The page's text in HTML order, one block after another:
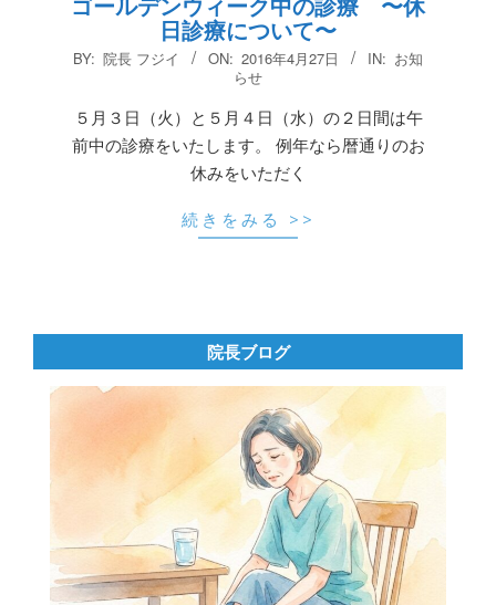
日診療について〜
2016-
BY: 院長 フジイ ON: 2016年4月27日 IN: お知
らせ
５月３日（火）と５月４日（水）の２日間は午
前中の診療をいたします。 例年なら暦通りのお
休みをいただく
続きをみる >>
院長ブログ